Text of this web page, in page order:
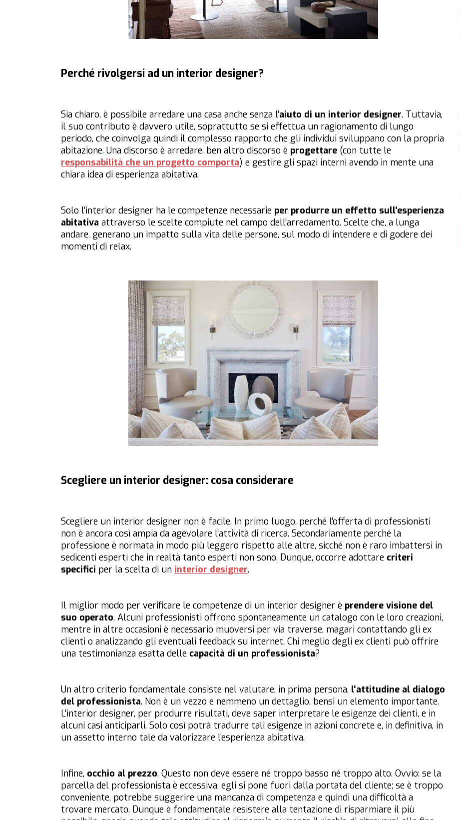
Perché rivolgersi ad un interior designer?
Sia chiaro, è possibile arredare una casa anche senza l’aiuto di un interior designer. Tuttavia,
il suo contributo è davvero utile, soprattutto se si effettua un ragionamento di lungo
periodo, che coinvolga quindi il complesso rapporto che gli individui sviluppano con la propria
abitazione. Una discorso è arredare, ben altro discorso è progettare (con tutte le
responsabilità che un progetto comporta) e gestire gli spazi interni avendo in mente una
chiara idea di esperienza abitativa.
Solo l’interior designer ha le competenze necessarie per produrre un effetto sull’esperienza
abitativa attraverso le scelte compiute nel campo dell’arredamento. Scelte che, a lunga
andare, generano un impatto sulla vita delle persone, sul modo di intendere e di godere dei
momenti di relax.
Scegliere un interior designer: cosa considerare
Scegliere un interior designer non è facile. In primo luogo, perché l’offerta di professionisti
non è ancora così ampia da agevolare l’attività di ricerca. Secondariamente perché la
professione è normata in modo più leggero rispetto alle altre, sicché non è raro imbattersi in
sedicenti esperti che in realtà tanto esperti non sono. Dunque, occorre adottare criteri
specifici per la scelta di un interior designer.
Il miglior modo per verificare le competenze di un interior designer è prendere visione del
suo operato. Alcuni professionisti offrono spontaneamente un catalogo con le loro creazioni,
mentre in altre occasioni è necessario muoversi per via traverse, magari contattando gli ex
clienti o analizzando gli eventuali feedback su internet. Chi meglio degli ex clienti può offrire
una testimonianza esatta delle capacità di un professionista?
Un altro criterio fondamentale consiste nel valutare, in prima persona, l’attitudine al dialogo
del professionista. Non è un vezzo e nemmeno un dettaglio, bensì un elemento importante.
L’interior designer, per produrre risultati, deve saper interpretare le esigenze dei clienti, e in
alcuni casi anticiparli. Solo così potrà tradurre tali esigenze in azioni concrete e, in definitiva, in
un assetto interno tale da valorizzare l’esperienza abitativa.
Infine, occhio al prezzo. Questo non deve essere né troppo basso né troppo alto. Ovvio: se la
parcella del professionista è eccessiva, egli si pone fuori dalla portata del cliente; se è troppo
conveniente, potrebbe suggerire una mancanza di competenza e quindi una difficoltà a
trovare mercato. Dunque è fondamentale resistere alla tentazione di risparmiare il più